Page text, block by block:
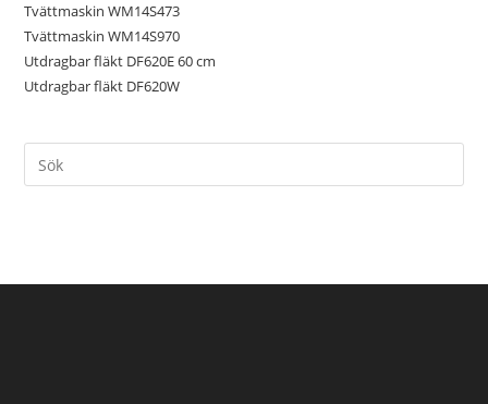
Tvättmaskin WM14S473
Tvättmaskin WM14S970
Utdragbar fläkt DF620E 60 cm
Utdragbar fläkt DF620W